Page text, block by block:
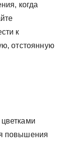
когда
к
отстоянную
повышения